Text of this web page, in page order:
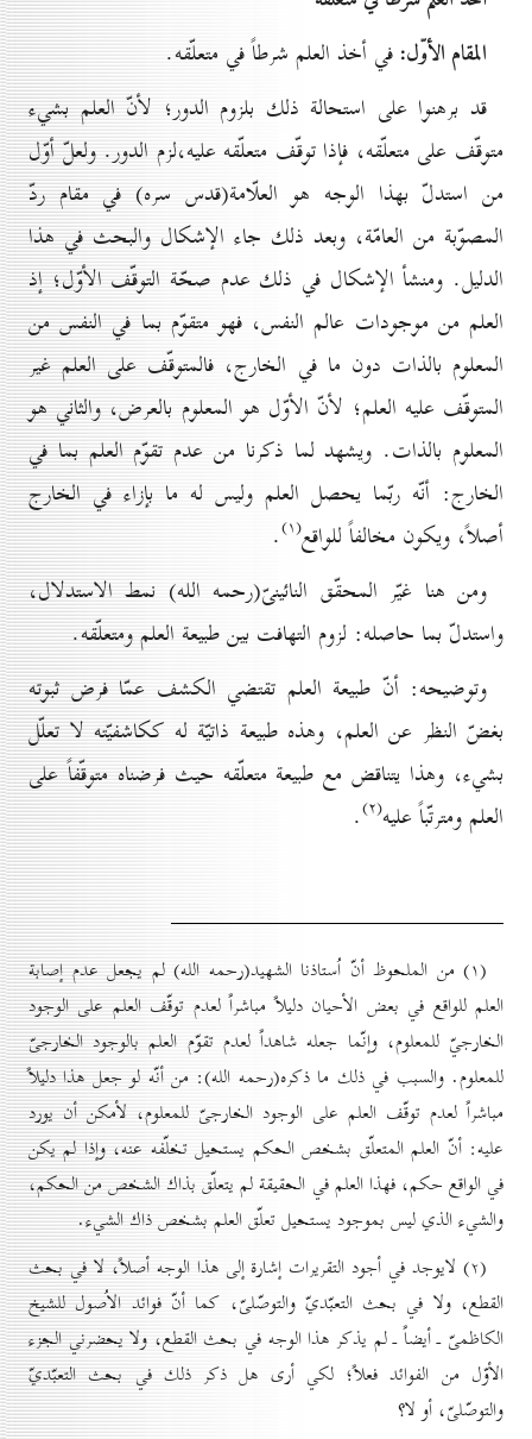
المقام الأوّل: في أخذ العلم شرطاً في متعلّقه.
قد برهنوا على استحالة ذلك بلزوم الدور؛ لأنّ العلم بشيء
متوقّف على متعلّقه، فإذا توقّف متعلّقه عليه،لزم الدور. ولعلّ أوّل
من استدلّ بهذا الوجه هو العلّامة(قدس سره) في مقام ردّ
المصوّبة من العامّة، وبعد ذلك جاء الإشكال والبحث في هذا
الدليل. ومنشأ الإشكال في ذلك عدم صحّة التوقّف الأوّل؛ إذ
العلم من موجودات عالم النفس، فهو متقوّم بما في النفس من
المعلوم بالذات دون ما في الخارج، فالمتوقّف على العلم غير
المتوقّف عليه العلم؛ لأنّ الأوّل هو المعلوم بالعرض، والثاني هو
المعلوم بالذات. ويشهد لما ذكرنا من عدم تقوّم العلم بما في
الخارج: أنّه ربّما يحصل العلم وليس له ما بإزاء في الخارج
أصلاً، ويكون مخالفاً للواقع(۱) .
ومن هنا غيّر المحقّق النائينىّ(رحمه الله) نمط الاستدلال،
واستدلّ بما حاصله: لزوم التهافت بين طبيعة العلم ومتعلّقه.
وتوضيحه: أنّ طبيعة العلم تقتضي الكشف عمّا فرض ثبوته
بغضّ النظر عن العلم، وهذه طبيعة ذاتيّة له ككاشفيّته لا تعلّل
بشيء، وهذا يتناقض مع طبيعة متعلّقه حيث فرضناه متوقّفاً على
العلم ومترتّباً عليه(۲) .
(۱) من الملحوظ أنّ اُستاذنا الشهيد(رحمه الله) لم يجعل عدم إصابة
العلم للواقع في بعض الأحيان دليلاً مباشراً لعدم توقّف العلم على الوجود
الخارجيّ للمعلوم، وإنّما جعله شاهداً لعدم تقوّم العلم بالوجود الخارجىّ
للمعلوم. والسبب في ذلك ما ذكره(رحمه الله): من أنّه لو جعل هذا دليلاً
مباشراً لعدم توقّف العلم على الوجود الخارجىّ للمعلوم، لأمكن أن يورد
عليه: أنّ العلم المتعلّق بشخص الحكم يستحيل تخلّفه عنه، وإذا لم يكن
في الواقع حكم، فهذا العلم في الحقيقة لم يتعلّق بذاك الشخص من الحكم،
والشيء الذي ليس بموجود يستحيل تعلّق العلم بشخص ذاك الشيء.
(۲) لايوجد في أجود التقريرات إشارة إلى هذا الوجه أصلاً، لا في بحث
القطع، ولا في بحث التعبّديّ والتوصّلىّ، كما أنّ فوائد الاُصول للشيخ
الكاظمىّ ـ أيضاً ـ لم يذكر هذا الوجه في بحث القطع، ولا يحضرني الجزء
الأوّل من الفوائد فعلاً؛ لكي أرى هل ذكر ذلك في بحث التعبّديّ
والتوصّلىّ، أو لا؟